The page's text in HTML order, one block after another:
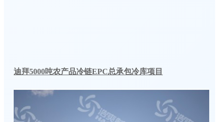
迪拜5000吨农产品冷链EPC总承包冷库项目